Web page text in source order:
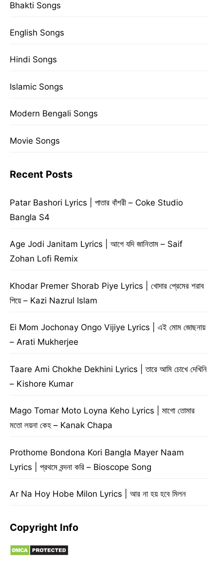
Bhakti Songs
English Songs
Hindi Songs
Islamic Songs
Modern Bengali Songs
Movie Songs
Recent Posts
Patar Bashori Lyrics | পাতার বাঁশরী – Coke Studio
Bangla S4
Age Jodi Janitam Lyrics | আগে যদি জানিতাম – Saif
Zohan Lofi Remix
Khodar Premer Shorab Piye Lyrics | খোদার প্রেমের শরাব
পিয়ে – Kazi Nazrul Islam
Ei Mom Jochonay Ongo Vijiye Lyrics | এই মোম জোছনায়
– Arati Mukherjee
Taare Ami Chokhe Dekhini Lyrics | তারে আমি চোখে দেখিনি
– Kishore Kumar
Mago Tomar Moto Loyna Keho Lyrics | মাগো তোমার
মতো লয়না কেহ – Kanak Chapa
Prothome Bondona Kori Bangla Mayer Naam
Lyrics | প্রথমে বন্দনা করি – Bioscope Song
Ar Na Hoy Hobe Milon Lyrics | আর না হয় হবে মিলন
Copyright Info